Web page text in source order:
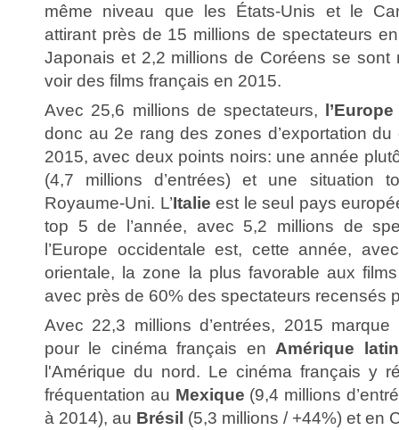
même niveau que les États-Unis et le
attirant près de 15 millions de spectateurs
Japonais et 2,2 millions de Coréens se sont
voir des films français en 2015.
Avec 25,6 millions de spectateurs,
donc au 2e rang des zones d’exportation
2015, avec deux points noirs: une année
(4,7 millions d’entrées) et une situation
Royaume-Uni. L’Italie est le seul pays
top 5 de l’année, avec 5,2 millions de
l’Europe occidentale est, cette année,
orientale, la zone la plus favorable aux
avec près de 60% des spectateurs recensés
Avec 22,3 millions d’entrées, 2015
pour le cinéma français en Amérique
l'Amérique du nord. Le cinéma français y
fréquentation au Mexique (9,4 millions
à 2014), au Brésil (5,3 millions / +44%) et en